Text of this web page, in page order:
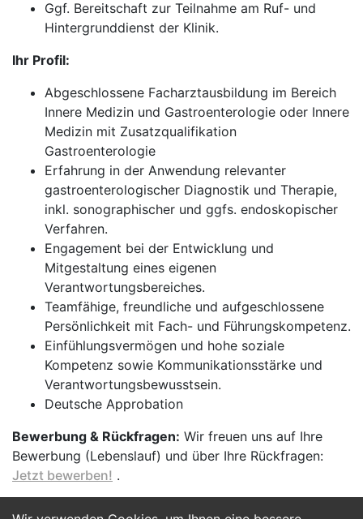
Ggf. Bereitschaft zur Teilnahme am Ruf- und
Hintergrunddienst der Klinik.
Ihr Profil:
Abgeschlossene Facharztausbildung im Bereich
Innere Medizin und Gastroenterologie oder Innere
Medizin mit Zusatzqualifikation
Gastroenterologie
Erfahrung in der Anwendung relevanter
gastroenterologischer Diagnostik und Therapie,
inkl. sonographischer und ggfs. endoskopischer
Verfahren.
Engagement bei der Entwicklung und
Mitgestaltung eines eigenen
Verantwortungsbereiches.
Teamfähige, freundliche und aufgeschlossene
Persönlichkeit mit Fach- und Führungskompetenz.
Einfühlungsvermögen und hohe soziale
Kompetenz sowie Kommunikationsstärke und
Verantwortungsbewusstsein.
Deutsche Approbation
Bewerbung & Rückfragen: Wir freuen uns auf Ihre
Bewerbung (Lebenslauf) und über Ihre Rückfragen:
Jetzt bewerben! .